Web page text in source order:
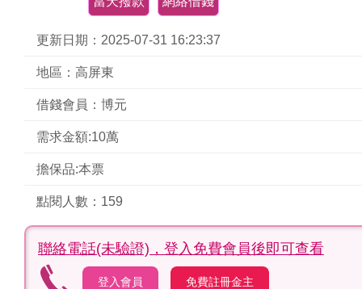
更新日期：2025-07-31 16:23:37
地區：高屏東
借錢會員：博元
需求金額:10萬
擔保品:本票
點閱人數：159
聯絡電話(未驗證)， 登入免費會員後即可查看
登入會員 免費註冊金主